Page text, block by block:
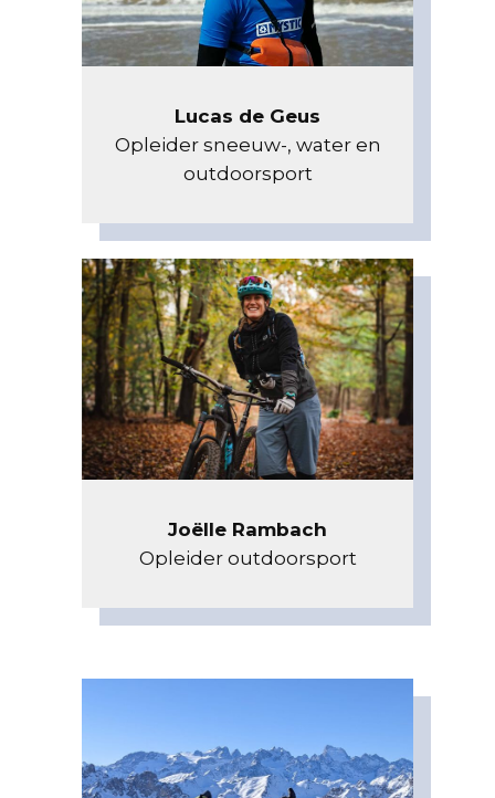
Lucas de Geus
Opleider sneeuw-, water en
outdoorsport
Joëlle Rambach
Opleider outdoorsport